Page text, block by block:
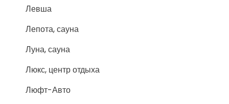
Левша
Лепота, сауна
Луна, сауна
Люкс, центр отдыха
Люфт-Авто